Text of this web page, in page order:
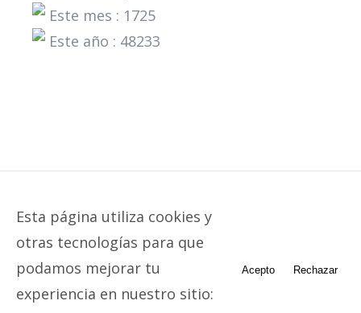
Este mes : 1725
Este año : 48233
© Centro de mediación de Murcia | Todos los derechos
reservados | Powered by
FacebookYouTubeYouTube
Esta página utiliza cookies y
otras tecnologías para que
podamos mejorar tu
experiencia en nuestro sitio:
Acepto Rechazar